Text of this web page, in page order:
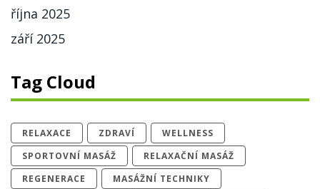
října 2025
září 2025
Tag Cloud
RELAXACE ZDRAVÍ
WELLNESS
SPORTOVNÍ MASÁŽ
RELAXAČNÍ MASÁŽ
REGENERACE
MASÁŽNÍ TECHNIKY